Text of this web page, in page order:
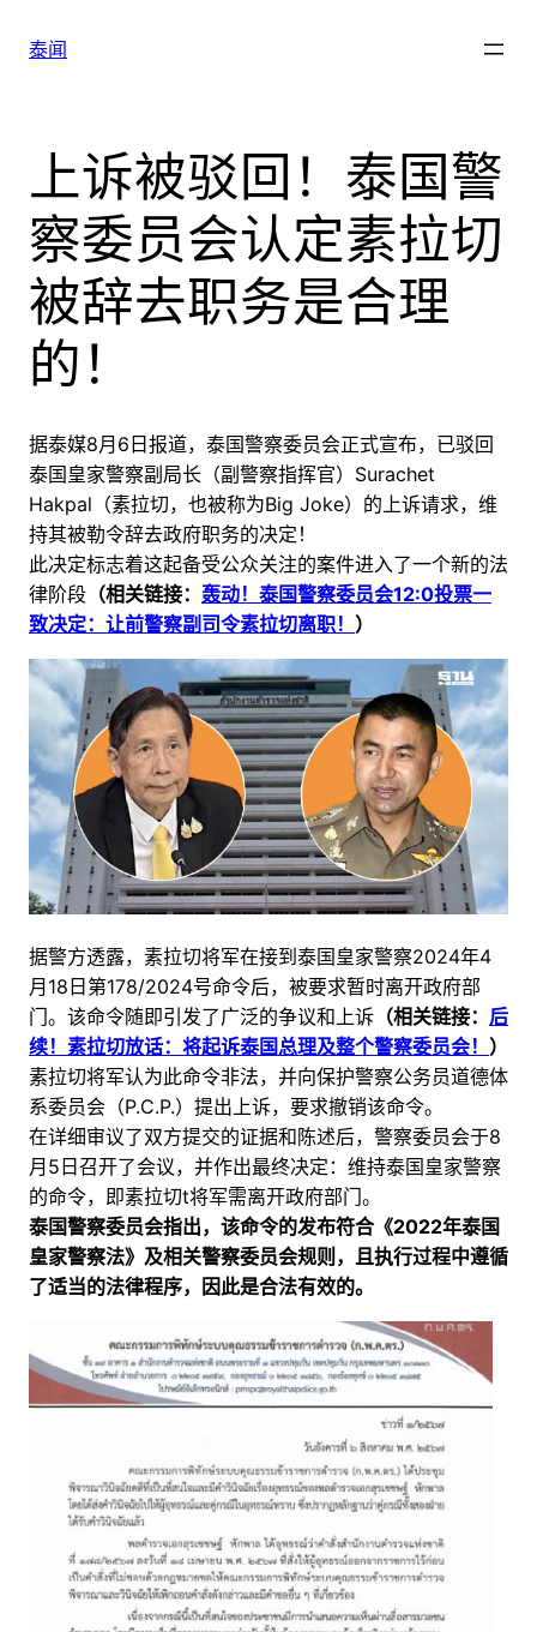
泰闻
上诉被驳回！泰国警
察委员会认定素拉切
被辞去职务是合理
的！
据泰媒8月6日报道，泰国警察委员会正式宣布，已驳回
泰国皇家警察副局长（副警察指挥官）Surachet
Hakpal（素拉切，也被称为Big Joke）的上诉请求，维
持其被勒令辞去政府职务的决定！
此决定标志着这起备受公众关注的案件进入了一个新的法
律阶段 （相关链接： 轰动！泰国警察委员会12:0投票一
致决定：让前警察副司令素拉切离职！ ）
据警方透露，素拉切将军在接到泰国皇家警察2024年4
月18日第178/2024号命令后，被要求暂时离开政府部
门。该命令随即引发了广泛的争议和上诉 （相关链接： 后
续！素拉切放话：将起诉泰国总理及整个警察委员会！ ）
素拉切将军认为此命令非法，并向保护警察公务员道德体
系委员会（P.C.P.）提出上诉，要求撤销该命令。
在详细审议了双方提交的证据和陈述后，警察委员会于8
月5日召开了会议，并作出最终决定：维持泰国皇家警察
的命令，即素拉切t将军需离开政府部门。
泰国警察委员会指出，该命令的发布符合《2022年泰国
皇家警察法》及相关警察委员会规则，且执行过程中遵循
了适当的法律程序，因此是合法有效的。